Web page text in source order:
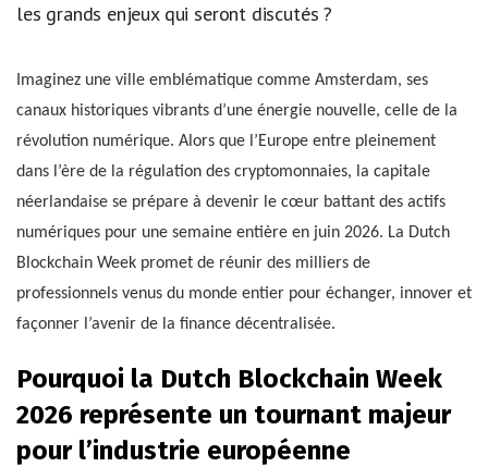
les grands enjeux qui seront discutés ?
Imaginez une ville emblématique comme Amsterdam, ses
canaux historiques vibrants d’une énergie nouvelle, celle de la
révolution numérique. Alors que l’Europe entre pleinement
dans l’ère de la régulation des cryptomonnaies, la capitale
néerlandaise se prépare à devenir le cœur battant des actifs
numériques pour une semaine entière en juin 2026. La Dutch
Blockchain Week promet de réunir des milliers de
professionnels venus du monde entier pour échanger, innover et
façonner l’avenir de la finance décentralisée.
Pourquoi la Dutch Blockchain Week
2026 représente un tournant majeur
pour l’industrie européenne